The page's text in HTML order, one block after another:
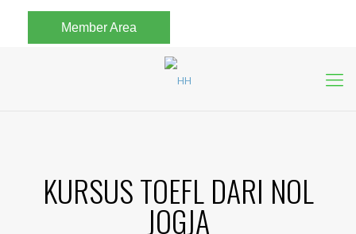
Member Area
KURSUS TOEFL DARI NOL
JOGJA